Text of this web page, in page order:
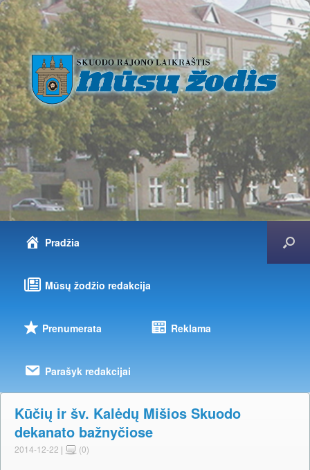
Pradžia
Mūsų žodžio redakcija
Prenumerata Reklama
Parašyk redakcijai
Kūčių ir šv. Kalėdų Mišios Skuodo
dekanato bažnyčiose
2014-12-22 | (0)